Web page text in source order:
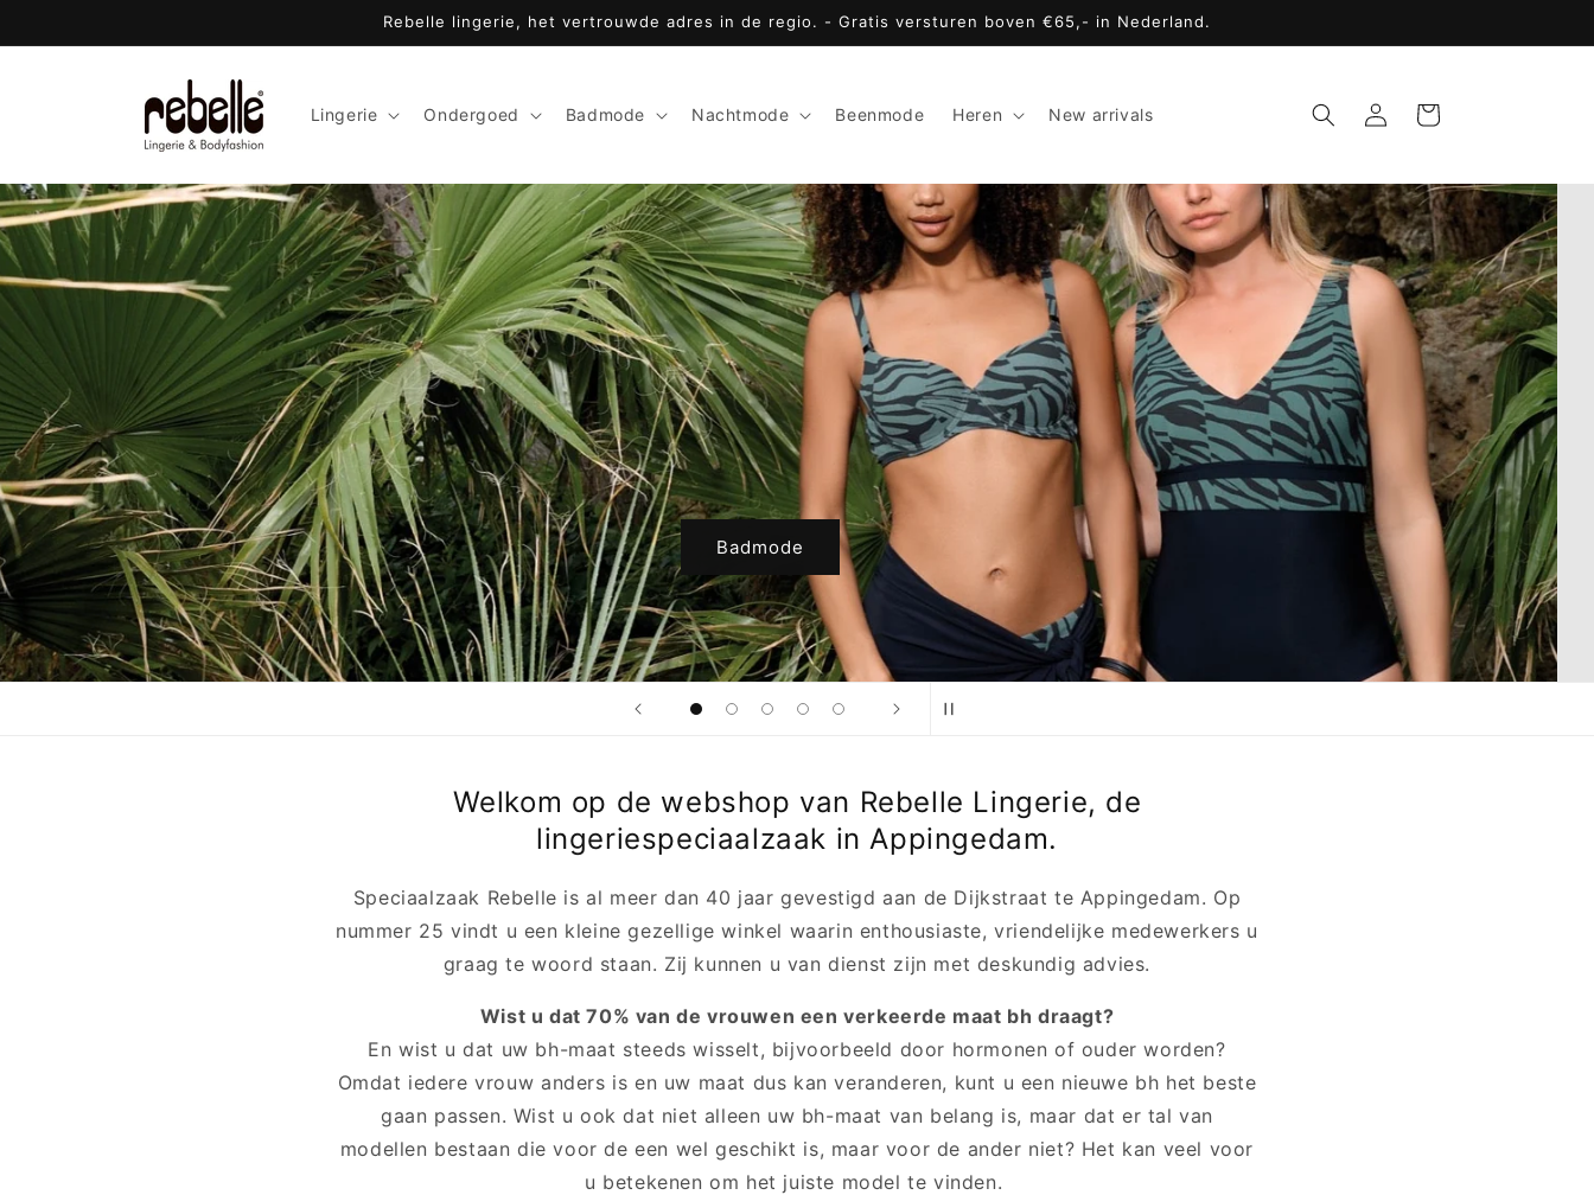
content
Rebelle lingerie, het vertrouwde adres in de regio. - Gratis versturen boven €65,- in Nederland.
Lingerie Ondergoed Badmode Nachtmode Beenmode Heren New arrivals Inloggen
Winkelwagen
Lingerie
Welkom op de webshop van Rebelle Lingerie, de
lingeriespeciaalzaak in Appingedam.
Speciaalzaak Rebelle is al meer dan 40 jaar gevestigd aan de Dijkstraat te Appingedam. Op
nummer 25 vindt u een kleine gezellige winkel waarin enthousiaste, vriendelijke medewerkers u
graag te woord staan. Zij kunnen u van dienst zijn met deskundig advies.
Wist u dat 70% van de vrouwen een verkeerde maat bh draagt?
En wist u dat uw bh-maat steeds wisselt, bijvoorbeeld door hormonen of ouder worden?
Omdat iedere vrouw anders is en uw maat dus kan veranderen, kunt u een nieuwe bh het beste
gaan passen. Wist u ook dat niet alleen uw bh-maat van belang is, maar dat er tal van
modellen bestaan die voor de een wel geschikt is, maar voor de ander niet? Het kan veel voor
u betekenen om het juiste model te vinden.